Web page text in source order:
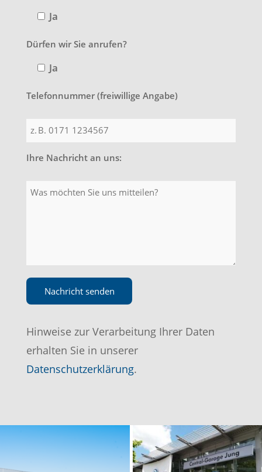
Ja
Dürfen wir Sie anrufen?
Ja
Telefonnummer (freiwillige Angabe)
Ihre Nachricht an uns:
Hinweise zur Verarbeitung Ihrer Daten
erhalten Sie in unserer
Datenschutzerklärung.